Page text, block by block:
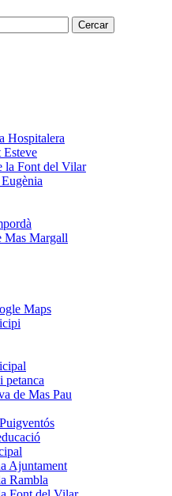
Cercar
Hospitalera
Esteve
la Font del Vilar
Mas Margall
Maps
petanca
de Mas Pau
Ajuntament
Rambla